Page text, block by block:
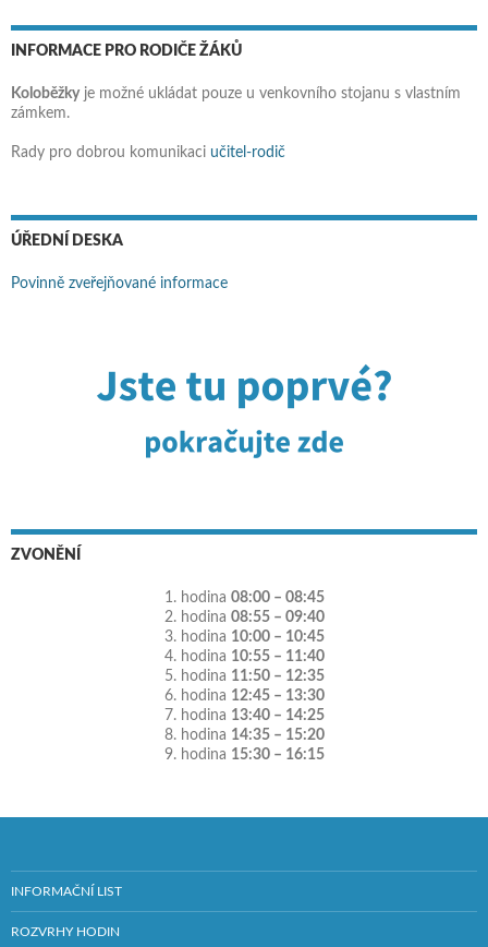
INFORMACE PRO RODIČE ŽÁKŮ
Koloběžkyje možné ukládat pouze u venkovního stojanu s vlastním
zámkem.
Rady pro dobrou komunikaci učitel-rodič
ÚŘEDNÍ DESKA
Povinně zveřejňované informace
ZVONĚNÍ
1. hodina 08:00 – 08:45
2. hodina 08:55 – 09:40
3. hodina 10:00 – 10:45
4. hodina 10:55 – 11:40
5. hodina 11:50 – 12:35
6. hodina 12:45 – 13:30
7. hodina 13:40 – 14:25
8. hodina 14:35 – 15:20
9. hodina 15:30 – 16:15
INFORMAČNÍ LIST
ROZVRHY HODIN